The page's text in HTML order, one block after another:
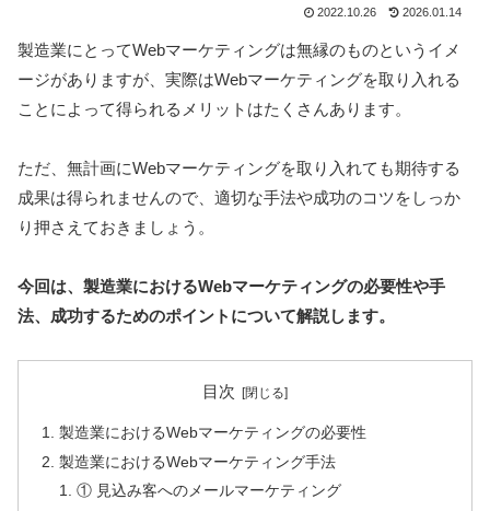
2022.10.26 2026.01.14
製造業にとってWebマーケティングは無縁のものというイメ
ージがありますが、実際はWebマーケティングを取り入れる
ことによって得られるメリットはたくさんあります。
ただ、無計画にWebマーケティングを取り入れても期待する
成果は得られませんので、適切な手法や成功のコツをしっか
り押さえておきましょう。
今回は、製造業におけるWebマーケティングの必要性や手
法、成功するためのポイントについて解説します。
目次
製造業におけるWebマーケティングの必要性
製造業におけるWebマーケティング手法
① 見込み客へのメールマーケティング